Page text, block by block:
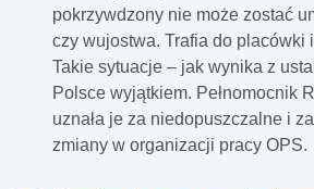
pokrzywdzony nie może zostać
czy wujostwa. Trafia do placówki
Takie sytuacje – jak wynika z
Polsce wyjątkiem. Pełnomocnik
uznała je za niedopuszczalne i
zmiany w organizacji pracy OPS.